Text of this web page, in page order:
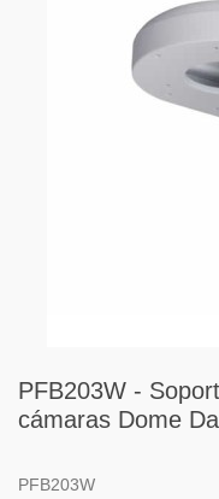
PFB203W -
cámaras Dome
PFB203W